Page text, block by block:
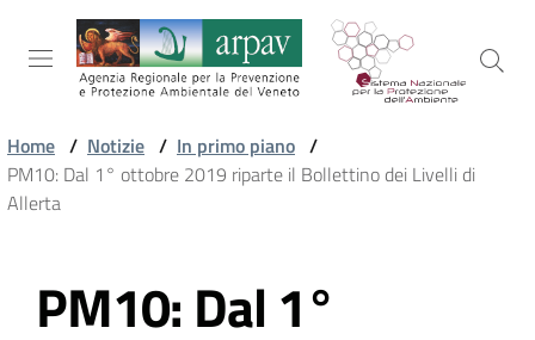
Salta al contenuto
Salta alla navigazione
Salta al footer
ARPAV
TEMI
AMBIENTALI
Home / Notizie / In primo piano /
PM10: Dal 1° ottobre 2019 riparte il Bollettino dei Livelli di
Allerta
Vai al contenuto
PM10: Dal 1°